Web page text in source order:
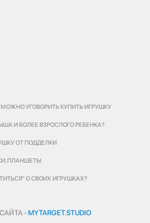
УГОВОРИТЬ КУПИТЬ ИГРУШКУ
И БОЛЕЕ ВЗРОСЛОГО РЕБЕНКА?
ОТ ПОДДЕЛКИ
О СВОИХ ИГРУШКАХ?
-MYTARGET.STUDIO